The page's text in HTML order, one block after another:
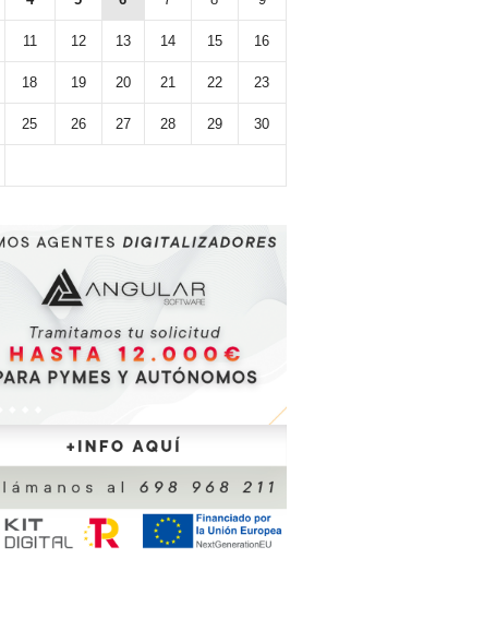
11 12 13 14 15 16
18 19 20 21 22 23
25 26 27 28 29 30